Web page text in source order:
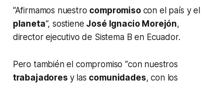
“Afirmamos nuestro compromiso con el país y el
planeta“, sostieneJosé Ignacio Morejón,
director ejecutivo de Sistema B en Ecuador.
Pero también el compromiso “con nuestros
trabajadores y las comunidades, con los